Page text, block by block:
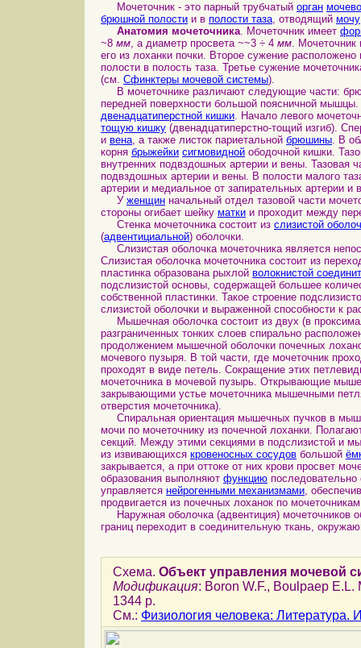
Мочеточник - это парный трубчатый орган
брюшной полости и в полости таза, отводящий мочу
Анатомия мочеточника. Мочеточник имеет
~8 мм, а диаметр просвета ~~3 ÷ 4 мм. Мочеточник
его из лоханки почки. Второе сужение
полости в полость таза. Третье сужение
(см. Сфинктеры мочевой системы).
В мочеточнике различают следующие части:
передней поверхности большой поясничной
двенадцатиперстной кишки. Начало левого
тощую кишку (двенадцатиперстно-тощий изгиб).
и вена, а также листок париетальной брюшины. В
корня брыжейки сигмовидной ободочной кишки.
внутренних подвздошных артерии и вены. Тазовая
подвздошных артерии и вены. В полости малого
артерии и медиальное от запирательных артерии
У женщин начальный отдел тазовой части
стороны огибает шейку матки и проходит между
Стенка мочеточника состоит из слизистой
(адвентициальной) оболочки.
Слизистая оболочка мочеточника является
Слизистая оболочка мочеточника состоит из
пластинка образована рыхлой волокнистой
подслизистой основы, содержащей большее
собственной пластинки. Такое строение
слизистой оболочки и выраженной способности к
Мышечная оболочка состоит из двух (в
разграниченных тонких слоев спирально
продолжением мышечной оболочки почечных
мочевого пузыря. В той части, где мочеточник
проходят в виде петель. Сокращение этих
мочеточника в мочевой пузырь. Открывающие
закрывающими устье мочеточника мышечными
отверстия мочеточника).
Спиральная ориентация мышечных пучков в
мочи по мочеточнику из почечной лоханки.
секций. Между этими секциями в подслизистой и
из извивающихся кровеносных сосудов большой
закрывается, а при оттоке от них крови просвет
образования выполняют функцию
управляется нейрогенными механизмами,
продвигается из почечных лоханок по
Наружная оболочка (адвентиция) мочеточников
границ переходит в соединительную ткань,
Схема. Объект управления мочевой
Модификация: Boron W.F., Boulpaep
1344 p.
См.: Физиология человека: Литература.